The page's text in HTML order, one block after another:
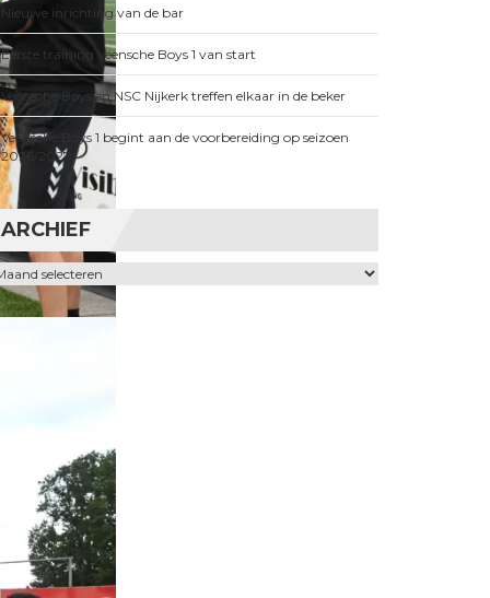
Nieuwe inrichting van de bar
Eerste training Veensche Boys 1 van start
Veensche Boys en NSC Nijkerk treffen elkaar in de beker
Veensche Boys 1 begint aan de voorbereiding op seizoen
2026/2027
ARCHIEF